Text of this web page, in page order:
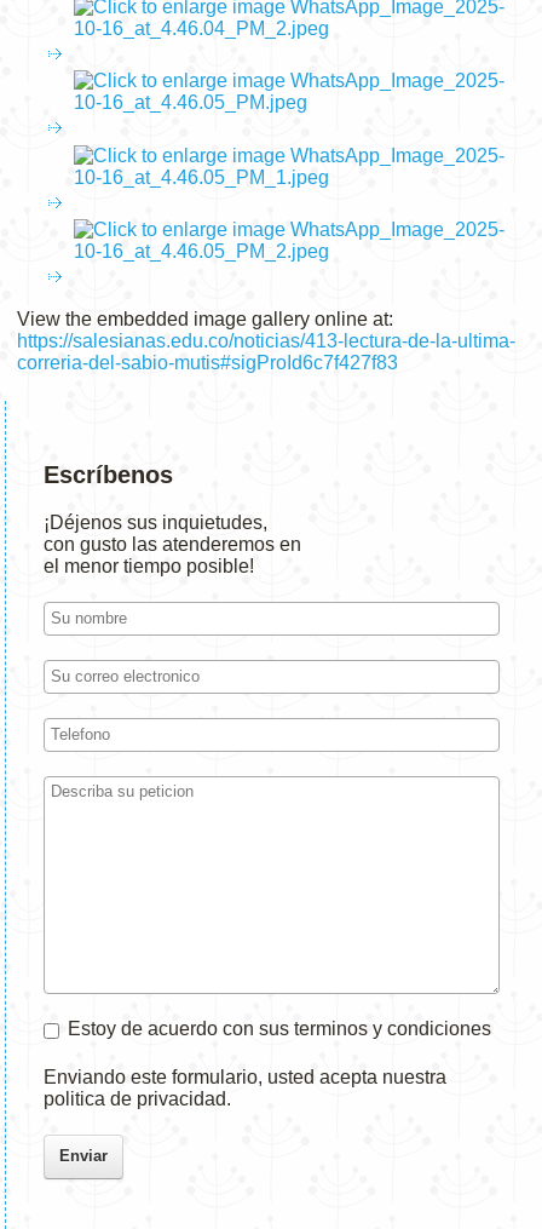
View the embedded image gallery online at:
https://salesianas.edu.co/noticias/413-lectura-de-la-ultima-
correria-del-sabio-mutis#sigProId6c7f427f83
Escríbenos
¡Déjenos sus inquietudes,
con gusto las atenderemos en
el menor tiempo posible!
Estoy de acuerdo con sus terminos y condiciones
Enviando este formulario, usted acepta nuestra
politica de privacidad.
Enviar